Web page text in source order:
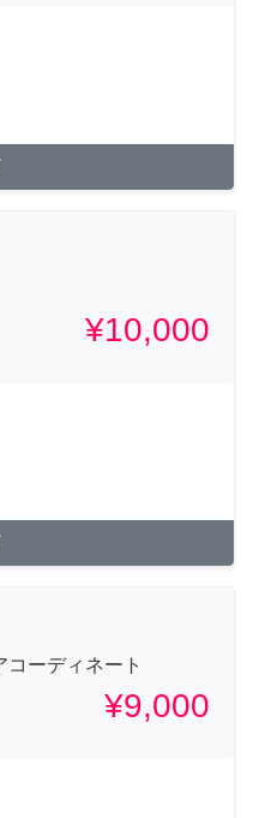
¥10,000
ーディネート
¥9,000